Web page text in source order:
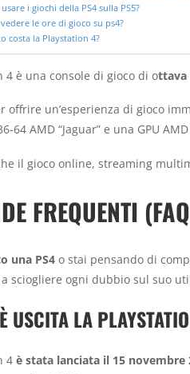
usare i giochi della PS4 sulla PS5?
le ore di gioco su ps4?
costa la Playstation 4?
4 è una console di gioco di ottava
offrire un’esperienza di gioco
64 AMD “Jaguar” e una GPU
il gioco online, streaming
FREQUENTI
una PS4 o stai pensando di
sciogliere ogni dubbio sul suo
USCITA LA
4 è stata lanciata il 15 novembre